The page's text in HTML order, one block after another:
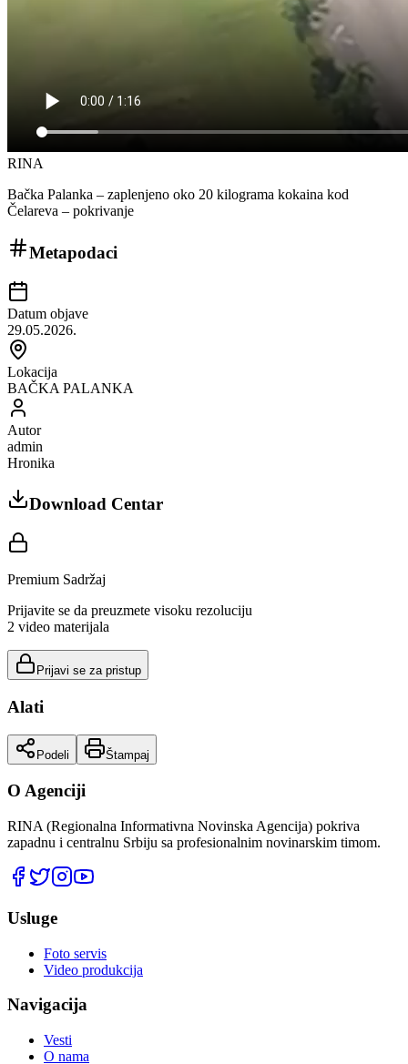
RINA
Bačka Palanka – zaplenjeno oko 20 kilograma kokaina kod
Čelareva – pokrivanje
Metapodaci
Datum objave
29.05.2026.
Lokacija
BAČKA PALANKA
Autor
admin
Hronika
Download Centar
Premium Sadržaj
Prijavite se da preuzmete visoku rezoluciju
2 video materijala
Prijavi se za pristup
Alati
Podeli Štampaj
O Agenciji
RINA (Regionalna Informativna Novinska Agencija) pokriva
zapadnu i centralnu Srbiju sa profesionalnim novinarskim timom.
Usluge
Foto servis
Video produkcija
Navigacija
Vesti
O nama